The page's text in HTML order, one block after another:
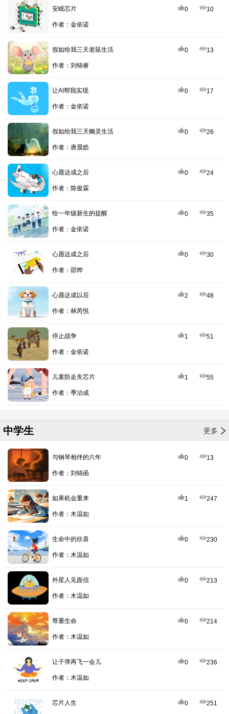
安眠芯片 0 10
作者：金依诺
假如给我三天老鼠生活 0 13
作者：刘锦睿
让AI帮我实现 0 17
作者：金依诺
假如给我三天幽灵生活 0 26
作者：唐晨皓
心愿达成之后 0 24
作者：陈俊霖
给一年级新生的提醒 0 35
作者：金依诺
心愿达成之后 0 30
作者：邵烨
心愿达成以后 2 48
作者：林芮悦
停止战争 1 51
作者：金依诺
儿童防走失芯片 1 55
作者：季治成
中学生 更多
与钢琴相伴的六年 0 13
作者：刘锦函
如果机会重来 1 247
作者：木温如
生命中的欣喜 0 230
作者：木温如
外星人见面信 0 213
作者：木温如
尊重生命 0 214
作者：木温如
让子弹再飞一会儿 0 236
作者：木温如
芯片人生 0 251